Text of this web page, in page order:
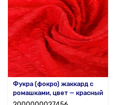
Фукра (фокро) жаккард с
ромашками, цвет — красный